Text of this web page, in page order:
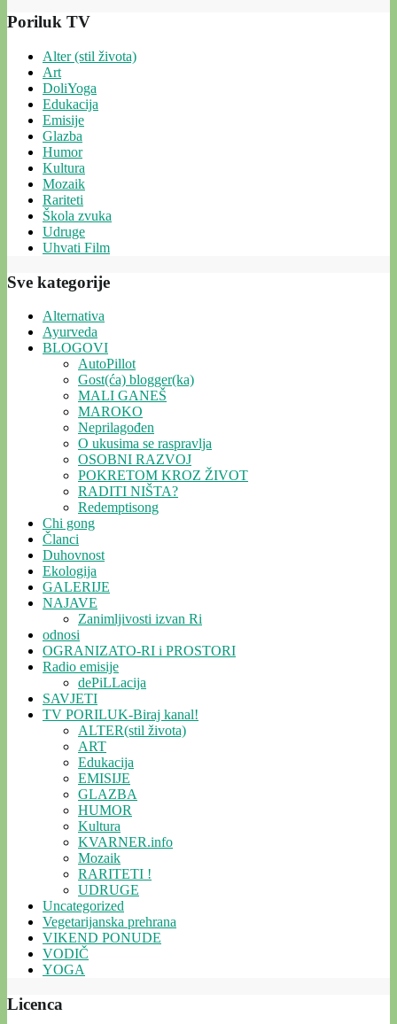
Poriluk TV
Alter (stil života)
Art
DoliYoga
Edukacija
Emisije
Glazba
Humor
Kultura
Mozaik
Rariteti
Škola zvuka
Udruge
Uhvati Film
Sve kategorije
Alternativa
Ayurveda
BLOGOVI
AutoPillot
Gost(ća) blogger(ka)
MALI GANEŠ
MAROKO
Neprilagođen
O ukusima se raspravlja
OSOBNI RAZVOJ
POKRETOM KROZ ŽIVOT
RADITI NIŠTA?
Redemptisong
Chi gong
Članci
Duhovnost
Ekologija
GALERIJE
NAJAVE
Zanimljivosti izvan Ri
odnosi
OGRANIZATO-RI i PROSTORI
Radio emisije
dePiLLacija
SAVJETI
TV PORILUK-Biraj kanal!
ALTER(stil života)
ART
Edukacija
EMISIJE
GLAZBA
HUMOR
Kultura
KVARNER.info
Mozaik
RARITETI !
UDRUGE
Uncategorized
Vegetarijanska prehrana
VIKEND PONUDE
VODIČ
YOGA
Licenca